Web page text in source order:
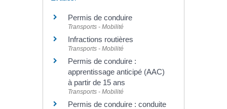
Permis de conduire
Transports - Mobilité
Infractions routières
Transports - Mobilité
Permis de conduire :
apprentissage anticipé (AAC)
à partir de 15 ans
Transports - Mobilité
Permis de conduire : conduite